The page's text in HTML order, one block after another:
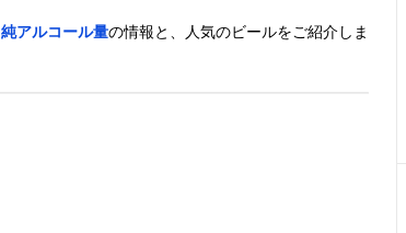
純アルコール量の情報と、人気のビールをご紹介しま